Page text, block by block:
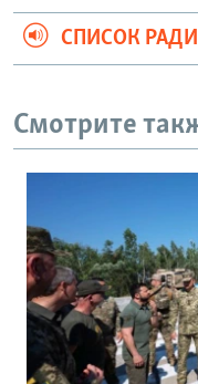
СПИСОК
Смотрите